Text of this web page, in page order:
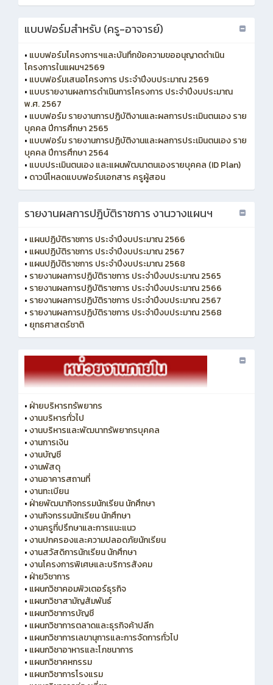
แบบฟอร์มสำหรับ (ครู-อาจารย์)
• แบบฟอร์มโครงการฯและบันทึกข้อความขออนุญาตดำเนิน
โครงการในแผนฯ2569
• แบบฟอร์มเสนอโครงการ ประจำปีงบประมาณ 2569
• แบบรายงานผลการดำเนินการโครงการ ประจำปีงบประมาณ
พ.ศ. 2567
• แบบฟอร์ม รายงานการปฏิบัติงานและผลการประเมินตนเอง ราย
บุคคล ปีการศึกษา 2565
• แบบฟอร์ม รายงานการปฏิบัติงานและผลการประเมินตนเอง ราย
บุคคล ปีการศึกษา 2564
• แบบประเมินตนเอง และแผนพัฒนาตนเองรายบุคคล (ID Plan)
• ดาวน์โหลดแบบฟอร์มเอกสาร ครูผู้สอน
รายงานผลการปฎิบัติราชการ งานวางแผนฯ
• แผนปฏิบัติราชการ ประจำปีงบประมาณ 2566
• แผนปฏิบัติราชการ ประจำปีงบประมาณ 2567
• แผนปฏิบัติราชการ ประจำปีงบประมาณ 2568
• รายงานผลการปฏิบัติราชการ ประจำปีงบประมาณ 2565
• รายงานผลการปฏิบัติราชการ ประจำปีงบประมาณ 2566
• รายงานผลการปฏิบัติราชการ ประจำปีงบประมาณ 2567
• รายงานผลการปฏิบัติราชการ ประจำปีงบประมาณ 2568
• ยุทธศาสตร์ชาติ
• ฝ่ายบริหารทรัพยากร
•งานบริหารทั่วไป
•งานบริหารและพัฒนาทรัพยากรบุคคล
•งานการเงิน
•งานบัญชี
•งานพัสดุ
•งานอาคารสถานที่
•งานทะเบียน
• ฝ่ายพัฒนากิจกรรมนักเรียน นักศึกษา
•งานกิจกรรมนักเรียน นักศึกษา
•งานครูที่ปรึกษาและการแนะแนว
•งานปกครองและความปลอดภัยนักเรียน
•งานสวัสดิการนักเรียน นักศึกษา
•งานโครงการพิเศษและบริการสังคม
• ฝ่ายวิชาการ
• แผนกวิชาคอมพิวเตอร์ธุรกิจ
• แผนกวิชาสามัญสัมพันธ์
• แผนกวิชาการบัญชี
• แผนกวิชาการตลาดและธุรกิจค้าปลีก
• แผนกวิชาการเลขานุการและการจัดการทั่วไป
• แผนกวิชาอาหารและโภชนาการ
• แผนกวิชาคหกรรม
• แผนกวิชาการโรงแรม